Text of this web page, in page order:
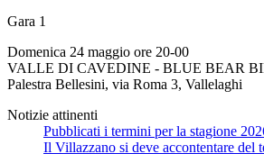
Gara 1
Domenica 24 maggio ore 20-00
VALLE DI CAVEDINE - BLUE BEAR
Palestra Bellesini, via Roma 3, Vallelaghi
Notizie attinenti
Pubblicati i termini per la stagione
Il Villazzano si deve accontentare del